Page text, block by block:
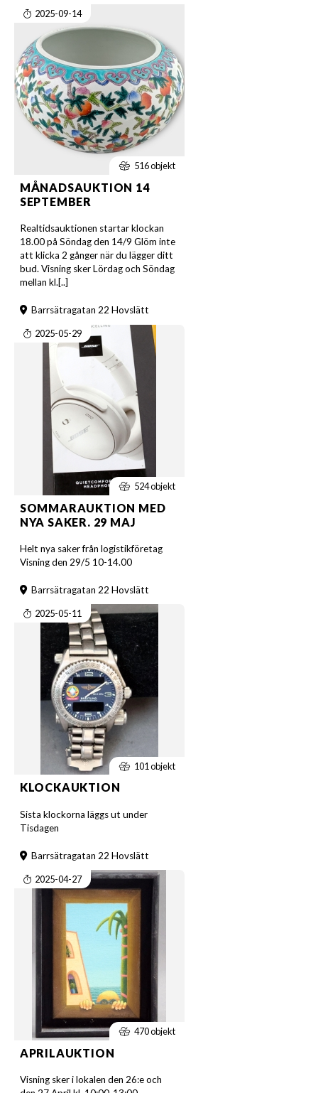
2025-09-14
516 objekt
MÅNADSAUKTION 14
SEPTEMBER
Realtidsauktionen startar klockan
18.00 på Söndag den 14/9 Glöm inte
att klicka 2 gånger när du lägger ditt
bud. Visning sker Lördag och Söndag
mellan kl.[..]
Barrsätragatan 22 Hovslätt
2025-05-29
524 objekt
SOMMARAUKTION MED
NYA SAKER. 29 MAJ
Helt nya saker från logistikföretag
Visning den 29/5 10-14.00
Barrsätragatan 22 Hovslätt
2025-05-11
101 objekt
KLOCKAUKTION
Sista klockorna läggs ut under
Tisdagen
Barrsätragatan 22 Hovslätt
2025-04-27
470 objekt
APRILAUKTION
Visning sker i lokalen den 26:e och